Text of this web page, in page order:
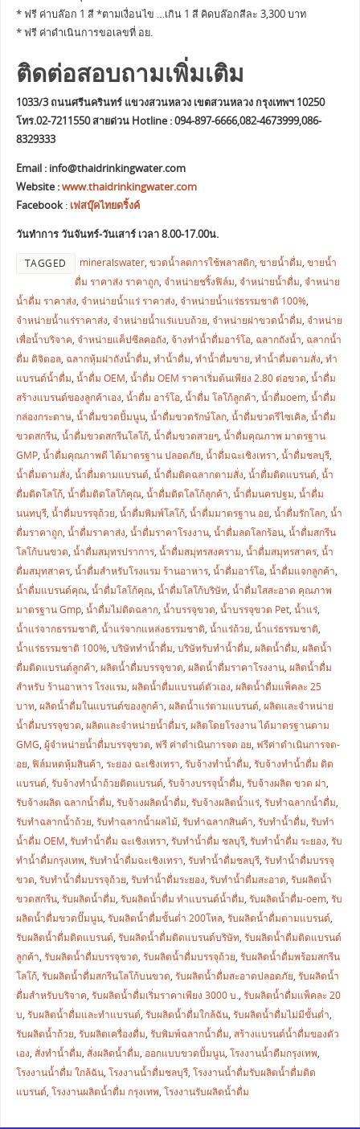
* ฟรี ค่าบล๊อก 1 สี *ตามเงื่อนไข …เกิน 1 สี คิดบล๊อกสีละ 3,300 บาท
* ฟรี ค่าดำเนินการขอเลขที่ อย.
ติดต่อสอบถามเพิ่มเติม
1033/3 ถนนศรีนครินทร์ แขวงสวนหลวง เขตสวนหลวง กรุงเทพฯ 10250
โทร.02-7211550 สายด่วน Hotline : 094-897-6666,082-4673999,086-
8329333
Email : info@thaidrinkingwater.com
Website :www.thaidrinkingwater.com
Facebook: เฟสบุ๊คไทยดริ้งค์
วันทำการ วันจันทร์-วันเสาร์ เวลา 8.00-17.00น.
TAGGED mineralswater, ขวดน้ำลดการใช้พลาสติก, ขายน้ำดื่ม, ขายน้ำ
ดื่ม ราคาส่ง ราคาถูก, จำหน่ายชริ้งฟิล์ม, จำหน่ายน้ำดื่ม, จำหน่าย
น้ำดื่ม ราคาส่ง, จำหน่ายน้ำแร่ ราคาส่ง, จำหน่ายน้ำแร่ธรรมชาติ 100%,
จำหน่ายน้ำแร่ราคาส่ง, จำหน่ายน้ำแร่แบบถ้วย, จำหน่ายฝาขวดน้ำดื่ม, จำหน่าย
เพื่อน้ำบริจาค, จำหน่ายแค็ปซีลคอถัง, จ้างทำน้ำดื่มอาร์โอ, ฉลากถังน้ำ, ฉลากน้ำ
ดื่ม ดิจิตอล, ฉลากหุ้มฝาถังน้ำดื่ม, ทำน้ำดื่ม, ทำน้ำดื่มขาย, ทำน้ำดื่มตามสั่ง, ทำ
แบรนด์น้ำดื่ม, น้ำดื่ม OEM, น้ำดื่ม OEM ราคาเริ่มต้นเพียง 2.80 ต่อขวด, น้ำดื่ม
สร้างแบรนด์ของลูกค้าเอง, น้ำดื่ม อาร์โอ, น้ำดื่ม โลโก้ลูกค้า, น้ำดื่มoem, น้ำดื่ม
กล่องกระดาษ, น้ำดื่มขวดปั้มนูน, น้ำดื่มขวดรักษ์โลก, น้ำดื่มขวดรีไซเคิล, น้ำดื่ม
ขวดสกรีน, น้ำดื่มขวดสกรีนโลโก้, น้ำดื่มขวดสวยๆ, น้ำดื่มคุณภาพ มาตรฐาน
GMP, น้ำดื่มคุณภาพดี ได้มาตรฐาน ปลอดภัย, น้ำดื่มฉะเชิงเทรา, น้ำดื่มชลบุรี,
น้ำดื่มตามสั่ง, น้ำดื่มตามแบรนด์, น้ำดื่มติดฉลากตามสั่ง, น้ำดื่มติดแบรนด์, น้ำ
ดื่มติดโลโก้, น้ำดื่มติดโลโก้คุณ, น้ำดื่มติดโลโก้ลุกค้า, น้ำดื่มนครปฐม, น้ำดื่ม
นนทบุรี, น้ำดื่มบรรจุถ้วย, น้ำดื่มพิมพ์โลโก้, น้ำดื่มมาตรฐาน อย, น้ำดื่มรักโลก, น้ำ
ดื่มราคาถูก, น้ำดื่มราคาส่ง, น้ำดื่มราคาโรงงาน, น้ำดื่มลดโลกร้อน, น้ำดื่มสกรีน
โลโก้บนขวด, น้ำดื่มสมุทรปราการ, น้ำดื่มสมุทรสงคราม, น้ำดื่มสมุทรสาคร, น้ำ
ดื่มสมุทสาคร, น้ำดื่มสำหรับโรงแรม ร้านอาหาร, น้ำดื่มอาร์โอ, น้ำดื่มแจกลูกค้า,
น้ำดื่มแบรนด์คุณ, น้ำดื่มโลโก้คุณ, น้ำดื่มโลโก้บริษัท, น้ำดื่มใสสะอาด คุณภาพ
มาตรฐาน Gmp, น้ำดื่มไม่ติดฉลาก, น้ำบรรจุขวด, น้ำบรรจุขวด Pet, น้ำแร่,
น้ำแร่จากธรรมชาติ, น้ำแร่จากแหล่งธรรมชาติ, น้ำแร่ถ้วย, น้ำแร่ธรรมชาติ,
น้ำแร่ธรรมชาติ 100%, บริษัททำน้ำดื่ม, บริษัทรับทำน้ำดื่ม, ผลิตน้ำดื่ม, ผลิตน้ำ
ดื่มติดแบรนด์ลูกค้า, ผลิตน้ำดื่มบรรจุขวด, ผลิตน้ำดื่มราคาโรงงาน, ผลิตน้ำดื่ม
สำหรับ ร้านอาหาร โรงแรม, ผลิตน้ำดื่มแบรนด์ตัวเอง, ผลิตน้ำดื่มแพ็คละ 25
บาท, ผลิตน้ำดื่มในแบรนด์ของลูกค้า, ผลิตน้ำแร่ตามแบรนด์, ผลิตและจำหน่าย
น้ำดื่มบรรจุขวด, ผลิตและจำหน่ายน้ำดื่มร, ผลิตโดยโรงงาน ได้มาตรฐานตาม
GMG, ผู้จำหน่ายน้ำดื่มบรรจุขวด, ฟรี ค่าดำเนินการจด อย, ฟรีค่าดำเนินการจด-
อย, ฟิล์มหดหุ้มสินค้า, ระยอง ฉะเชิงเทรา, รับจ้างทำน้ำดื่ม, รับจ้างทำน้ำดื่ม ติด
แบรนด์, รับจ้างทำน้ำถ้วยติดแบรนด์, รับจ้างบรรจุน้ำดื่ม, รับจ้างผลิต ขวด ฝา,
รับจ้างผลิต ฉลากน้ำดื่ม, รับจ้างผลิตน้ำดื่ม, รับจ้างผลิตน้ำแร่, รับทำฉลากน้ำดื่ม,
รับทำฉลากน้ำถ้วย, รับทำฉลากน้ำผลไม้, รับทำฉลากสินค้า, รับทำน้ำดื่ม, รับทำ
น้ำดื่ม OEM, รับทำน้ำดื่ม ฉะเชิงเทรา, รับทำน้ำดื่ม ชลบุรี, รับทำน้ำดื่ม ระยอง, รับ
ทำน้ำดื่มกรุงเทพ, รับทำน้ำดื่มฉะเชิงเทรา, รับทำน้ำดื่มชลบุรี, รับทำน้ำดื่มบรรจุ
ขวด, รับทำน้ำดื่มบรรจุถ้วย, รับทำน้ำดื่มระยอง, รับทำน้ำดื่มสะอาด, รับผลิตน้ำ
ขวดสกรีน, รับผลิตน้ำดื่ม, รับผลิตน้ำดื่ม ทำแบรนด์น้ำดื่ม, รับผลิตน้ำดื่ม-oem, รับ
ผลิตน้ำดื่มขวดปั๊มนูน, รับผลิตน้ำดื่มขั้นต่ำ 200โหล, รับผลิตน้ำดื่มตามแบรนด์,
รับผลิตน้ำดื่มติดแบรนด์, รับผลิตน้ำดื่มติดแบรนด์บริษัท, รับผลิตน้ำดื่มติดแบรนด์
ลูกค้า, รับผลิตน้ำดื่มบรรจุขวด, รับผลิตน้ำดื่มบรรจุถ้วย, รับผลิตน้ำดื่มพร้อมสกรีน
โลโก้, รับผลิตน้ำดื่มสกรีนโลโก้บนขวด, รับผลิตน้ำดื่มสะอาดปลอดภัย, รับผลิตน้ำ
ดื่มสำหรับบริจาค, รับผลิตน้ำดื่มเริ่มราคาเพียง 3000 บ., รับผลิตน้ำดื่มแพ็คละ 20
บ, รับผลิตน้ำดื่มและทำแบรนด์, รับผลิตน้ำดื่มใกล้ฉัน, รับผลิตน้ำดื่มไม่มีขั้นต่ำ,
รับผลิตน้ำถ้วย, รับผลิตเครื่องดื่ม, รับพิมพ์ฉลากน้ำดื่ม, สร้างแบรนด์น้ำดื่มของตัว
เอง, สั่งทำน้ำดื่ม, สั่งผลิตน้ำดื่ม, ออกแบบขวดปั้มนูน, โรงงานน้ำดืมกรุงเทพ,
โรงงานน้ำดื่ม ใกล้ฉัน, โรงงานน้ำดื่มชลบุรี, โรงงานน้ำดื่มรับผลิตน้ำดื่มติด
แบรนด์, โรงงานผลิตน้ำดื่ม กรุงเทพ, โรงงานรับผลิตน้ำดื่ม